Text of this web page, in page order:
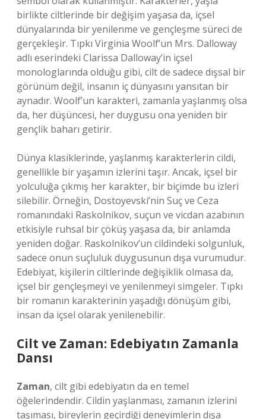
birlikte ciltlerinde bir değişim yaşasa da, içsel
dünyalarında bir yenilenme ve gençleşme süreci de
gerçekleşir. Tıpkı Virginia Woolf’un Mrs. Dalloway
adlı eserindeki Clarissa Dalloway’in içsel
monologlarında olduğu gibi, cilt de sadece dışsal bir
görünüm değil, insanın iç dünyasını yansıtan bir
aynadır. Woolf’un karakteri, zamanla yaşlanmış olsa
da, her düşüncesi, her duygusu ona yeniden bir
gençlik baharı getirir.
Dünya klasiklerinde, yaşlanmış karakterlerin cildi,
genellikle bir yaşamın izlerini taşır. Ancak, içsel bir
yolculuğa çıkmış her karakter, bir biçimde bu izleri
silebilir. Örneğin, Dostoyevski’nin Suç ve Ceza
romanındaki Raskolnikov, suçun ve vicdan azabının
etkisiyle ruhsal bir çöküş yaşasa da, bir anlamda
yeniden doğar. Raskolnikov’un cildindeki solgunluk,
sadece onun suçluluk duygusunun dışa vurumudur.
Edebiyat, kişilerin ciltlerinde değişiklik olmasa da,
içsel bir gençleşmeyi ve yenilenmeyi simgeler. Tıpkı
bir romanın karakterinin yaşadığı dönüşüm gibi,
insan da içsel olarak yenilenebilir.
Cilt ve Zaman: Edebiyatın Zamanla
Dansı
Zaman, cilt gibi edebiyatın da en temel
öğelerindendir. Cildin yaşlanması, zamanın izlerini
taşıması, bireylerin geçirdiği deneyimlerin dışa